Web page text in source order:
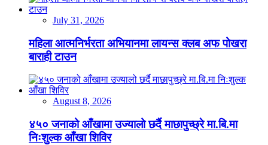
July 31, 2026
महिला आत्मनिर्भरता अभियानमा लायन्स क्लब अफ पोखरा
बाराही टाउन
August 8, 2026
४५० जनाको आँखामा उज्यालो छर्दै माछापुच्छ्रे मा.बि.मा
निःशुल्क आँखा शिविर